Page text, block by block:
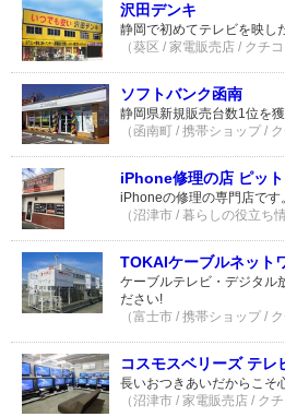
沢田デンキ
静岡で初めてテレビを映し
（葵区 / 家電販売店 / クチコ
ソフトバンク函南
静岡県新規販売台数1位を
（函南町 / 携帯ショップ /
iPhone修理の店 ピッ
iPhoneの修理の専門店です
（沼津市 / 暮らしの役立ち
TOKAIケーブルネット
ケーブルテレビ・デジタ
ださい!
（富士市 / 携帯ショップ /
コスモスベリーズ テレ
長いおつきあいだからこそ
（沼津市 / 家電販売店 / ク